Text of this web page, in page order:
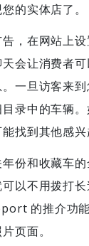
的实体店了。
，在网站上
会让消费者
一旦访客来
录中的车辆
找到其他感兴
份和收藏车
以不用拨打
的推介功
页面。